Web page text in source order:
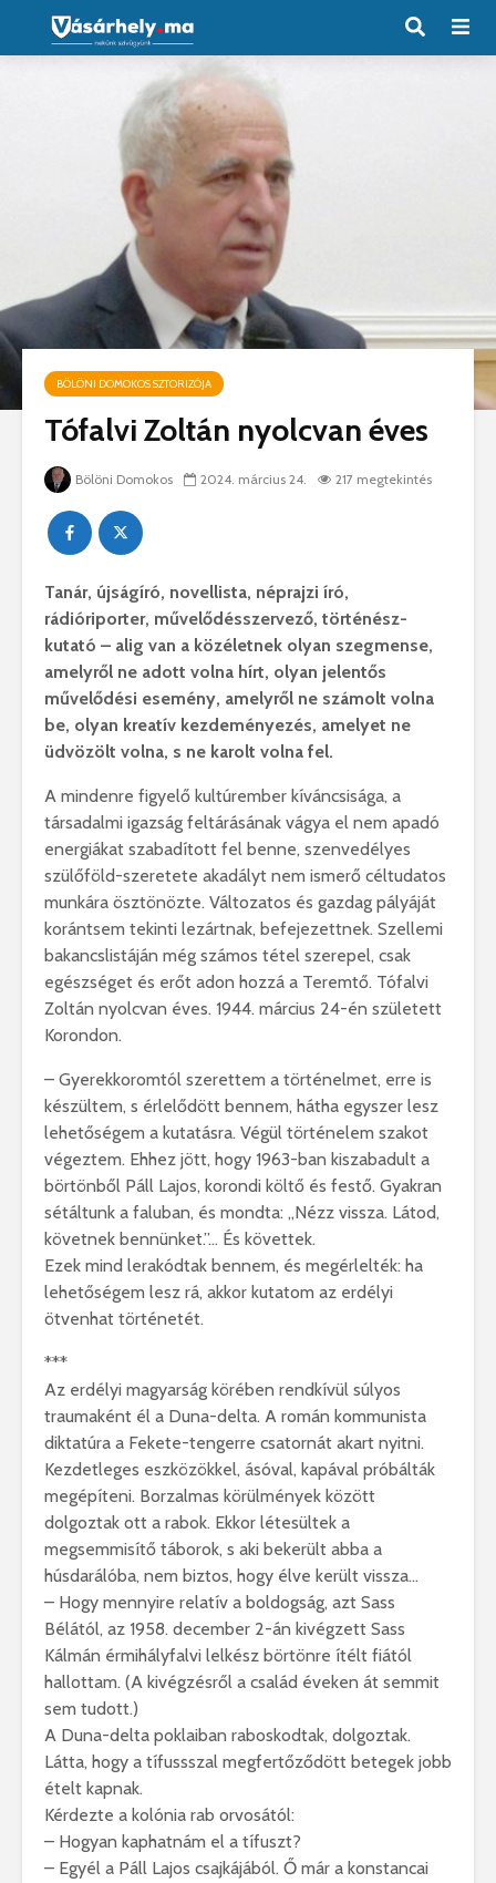
BÖLÖNI DOMOKOS SZTORIZÓJA
Tófalvi Zoltán nyolcvan éves
Bölöni Domokos 2024. március 24. 217 megtekintés
Tanár, újságíró, novellista, néprajzi író,
rádióriporter, művelődésszervező, történész-
kutató – alig van a közéletnek olyan szegmense,
amelyről ne adott volna hírt, olyan jelentős
művelődési esemény, amelyről ne számolt volna
be, olyan kreatív kezdeményezés, amelyet ne
üdvözölt volna, s ne karolt volna fel.
A mindenre figyelő kultúrember kíváncsisága, a
társadalmi igazság feltárásának vágya el nem apadó
energiákat szabadított fel benne, szenvedélyes
szülőföld-szeretete akadályt nem ismerő céltudatos
munkára ösztönözte. Változatos és gazdag pályáját
korántsem tekinti lezártnak, befejezettnek. Szellemi
bakancslistáján még számos tétel szerepel, csak
egészséget és erőt adon hozzá a Teremtő. Tófalvi
Zoltán nyolcvan éves. 1944. március 24-én született
Korondon.
– Gyerekkoromtól szerettem a történelmet, erre is
készültem, s érlelődött bennem, hátha egyszer lesz
lehetőségem a kutatásra. Végül történelem szakot
végeztem. Ehhez jött, hogy 1963-ban kiszabadult a
börtönből Páll Lajos, korondi költő és festő. Gyakran
sétáltunk a faluban, és mondta: „Nézz vissza. Látod,
követnek bennünket.”… És követtek.
Ezek mind lerakódtak bennem, és megérlelték: ha
lehetőségem lesz rá, akkor kutatom az erdélyi
ötvenhat történetét.
***
Az erdélyi magyarság körében rendkívül súlyos
traumaként él a Duna-delta. A román kommunista
diktatúra a Fekete-tengerre csatornát akart nyitni.
Kezdetleges eszközökkel, ásóval, kapával próbálták
megépíteni. Borzalmas körülmények között
dolgoztak ott a rabok. Ekkor létesültek a
megsemmisítő táborok, s aki bekerült abba a
húsdarálóba, nem biztos, hogy élve került vissza…
– Hogy mennyire relatív a boldogság, azt Sass
Bélától, az 1958. december 2-án kivégzett Sass
Kálmán érmihályfalvi lelkész börtönre ítélt fiától
hallottam. (A kivégzésről a család éveken át semmit
sem tudott.)
A Duna-delta poklaiban raboskodtak, dolgoztak.
Látta, hogy a tífussszal megfertőződött betegek jobb
ételt kapnak.
Kérdezte a kolónia rab orvosától:
– Hogyan kaphatnám el a tífuszt?
– Egyél a Páll Lajos csajkájából. Ő már a konstancai